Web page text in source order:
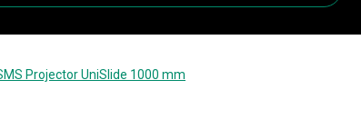
Projector UniSlide 1000 mm